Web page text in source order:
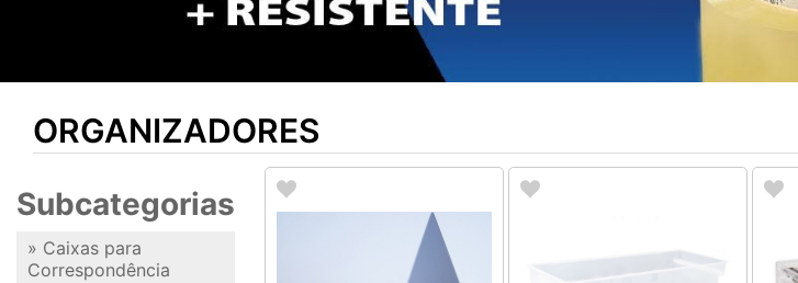
ORGANIZADORES
Subcategorias
» Caixas para
Correspondência